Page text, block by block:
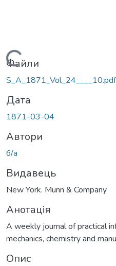
Вантажиться...
Файли
S_A_1871_Vol_24____10.pdf
Дата
1871-03-04
Автори
б/а
Видавець
New York. Munn & Company
Анотація
A weekly journal of practical
mechanics, chemistry and
Опис